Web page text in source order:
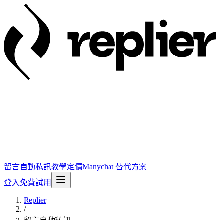
留言自動私訊教學定價Manychat 替代方案
登入 免費試用
Replier
/